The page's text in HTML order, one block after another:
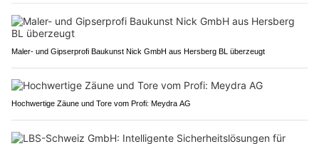
Maler- und Gipserprofi Baukunst Nick GmbH aus Hersberg BL überzeugt
Hochwertige Zäune und Tore vom Profi: Meydra AG